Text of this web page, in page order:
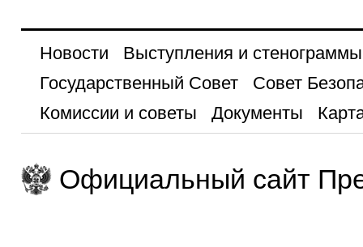
Новости
Выступления и стенограммы
Государственный Совет
Совет
Комиссии и советы
Документы
Официальный сайт